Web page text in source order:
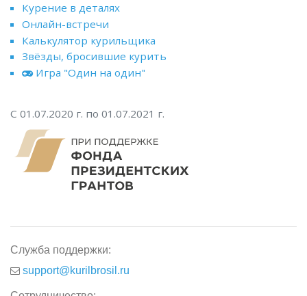
Курение в деталях
Онлайн-встречи
Калькулятор курильщика
Звёзды, бросившие курить
Игра "Один на один"
С 01.07.2020 г. по 01.07.2021 г.
Служба поддержки:
support@kurilbrosil.ru